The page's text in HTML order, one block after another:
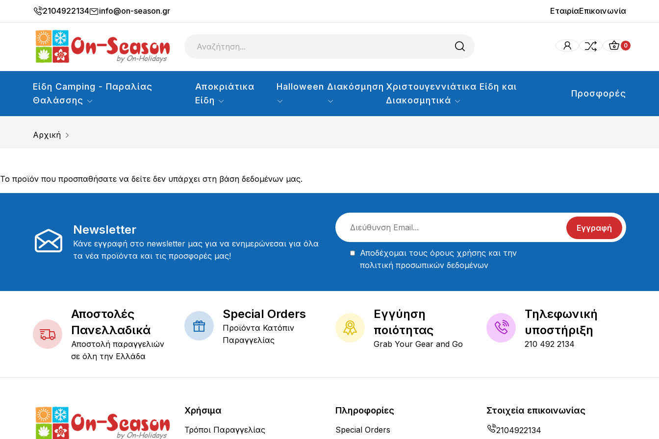
2104922134 info@on-season.gr ΕταιρίαΕπικοινωνία
0
Είδη Camping - Παραλίας
Θαλάσσης
Αποκριάτικα
Είδη
Halloween Διακόσμηση Χριστουγεννιάτικα Είδη και
Διακοσμητικά
Προσφορές
Αρχική
Το προϊόν που προσπαθήσατε να δείτε δεν υπάρχει στη βάση δεδομένων μας.
Newsletter
Κάνε εγγραφή στο newsletter μας για να ενημερώνεσαι για όλα
τα νέα προϊόντα και τις προσφορές μας!
Εγγραφή
Αποδέχομαι τους όρους χρήσης και την
πολιτική προσωπικών δεδομένων
Αποστολές
Πανελλαδικά
Αποστολή παραγγελιών
σε όλη την Ελλάδα
Special Orders
Προϊόντα Κατόπιν
Παραγγελίας
Εγγύηση
ποιότητας
Grab Your Gear and Go
Τηλεφωνική
υποστήριξη
210 492 2134
Στοιχεία επικοινωνίας
2104922134
Χρήσιμα
Τρόποι Παραγγελίας
Πληροφορίες
Special Orders